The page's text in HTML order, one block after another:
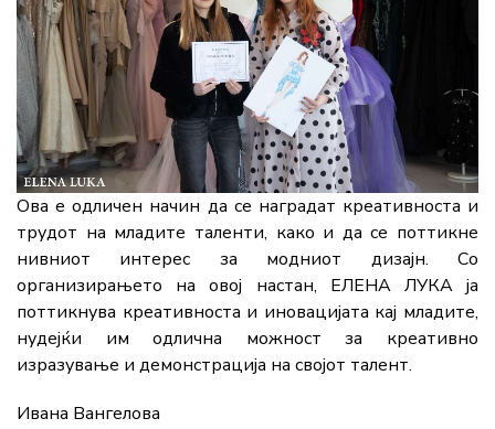
Ова е одличен начин да се наградат креативноста и
трудот на младите таленти, како и да се поттикне
нивниот интерес за модниот дизајн. Со
организирањето на овој настан, ЕЛЕНА ЛУКА ја
поттикнува креативноста и иновацијата кај младите,
нудејќи им одлична можност за креативно
изразување и демонстрација на својот талент.
Ивана Вангелова